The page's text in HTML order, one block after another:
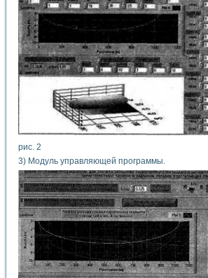
рис. 2
3) Модуль управляющей программы.